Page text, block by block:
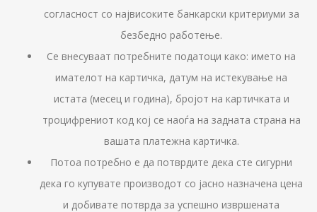
согласност со највисоките банкарски критериуми за
безбедно работење.
Се внесуваат потребните податоци како: името на
имателот на картичка, датум на истекување на
истата (месец и година), бројот на картичката и
троцифрениот код кој се наоѓа на задната страна на
вашата платежна картичка.
Потоа потребно е да потврдите дека сте сигурни
дека го купувате производот со јасно назначена цена
и добивате потврда за успешно извршената